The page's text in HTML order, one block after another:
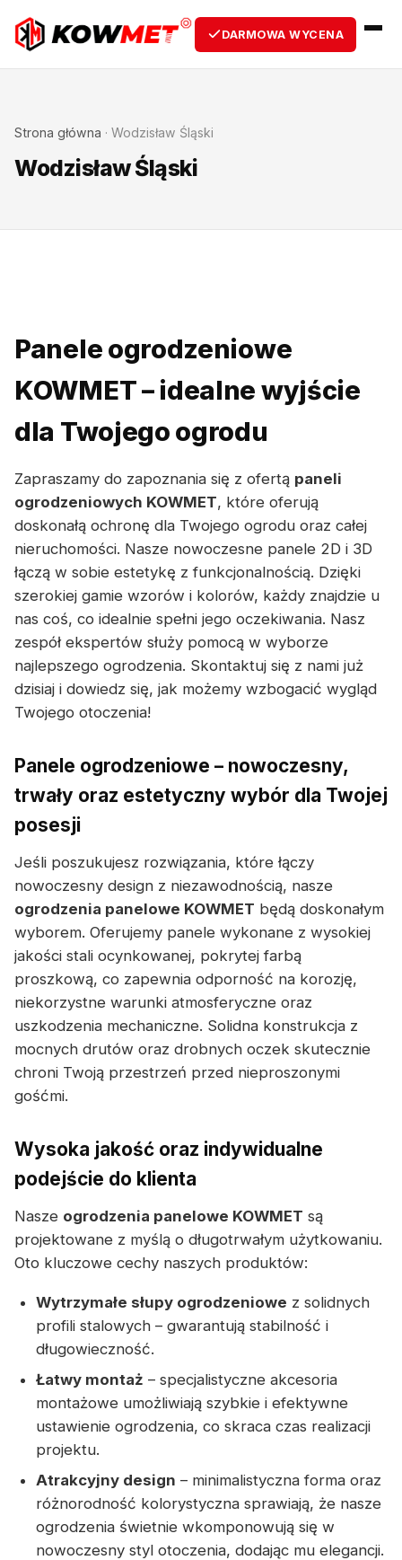
DARMOWA WYCENA
Strona główna · Wodzisław Śląski
Wodzisław Śląski
Panele ogrodzeniowe
KOWMET – idealne wyjście
dla Twojego ogrodu
Zapraszamy do zapoznania się z ofertą paneli
ogrodzeniowych KOWMET, które oferują
doskonałą ochronę dla Twojego ogrodu oraz całej
nieruchomości. Nasze nowoczesne panele 2D i 3D
łączą w sobie estetykę z funkcjonalnością. Dzięki
szerokiej gamie wzorów i kolorów, każdy znajdzie u
nas coś, co idealnie spełni jego oczekiwania. Nasz
zespół ekspertów służy pomocą w wyborze
najlepszego ogrodzenia. Skontaktuj się z nami już
dzisiaj i dowiedz się, jak możemy wzbogacić wygląd
Twojego otoczenia!
Panele ogrodzeniowe – nowoczesny,
trwały oraz estetyczny wybór dla Twojej
posesji
Jeśli poszukujesz rozwiązania, które łączy
nowoczesny design z niezawodnością, nasze
ogrodzenia panelowe KOWMET będą doskonałym
wyborem. Oferujemy panele wykonane z wysokiej
jakości stali ocynkowanej, pokrytej farbą
proszkową, co zapewnia odporność na korozję,
niekorzystne warunki atmosferyczne oraz
uszkodzenia mechaniczne. Solidna konstrukcja z
mocnych drutów oraz drobnych oczek skutecznie
chroni Twoją przestrzeń przed nieproszonymi
gośćmi.
Wysoka jakość oraz indywidualne
podejście do klienta
Nasze ogrodzenia panelowe KOWMET są
projektowane z myślą o długotrwałym użytkowaniu.
Oto kluczowe cechy naszych produktów:
Wytrzymałe słupy ogrodzeniowe z solidnych
profili stalowych – gwarantują stabilność i
długowieczność.
Łatwy montaż – specjalistyczne akcesoria
montażowe umożliwiają szybkie i efektywne
ustawienie ogrodzenia, co skraca czas realizacji
projektu.
Atrakcyjny design – minimalistyczna forma oraz
różnorodność kolorystyczna sprawiają, że nasze
ogrodzenia świetnie wkomponowują się w
nowoczesny styl otoczenia, dodając mu elegancji.